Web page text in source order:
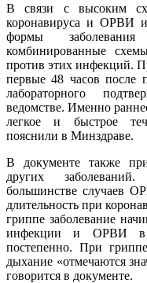
В связи с высоким
коронавируса и ОРВИ и
формы
комбинированные
против этих инфекций.
первые 48 часов после
лабораторного
ведомстве. Именно
легкое и быстрое
пояснили в Минздраве.
В документе также
других
большинстве случаев
длительность при
гриппе заболевание
инфекции и ОРВИ в
постепенно. При
дыхание «отмечаются
говорится в документе.